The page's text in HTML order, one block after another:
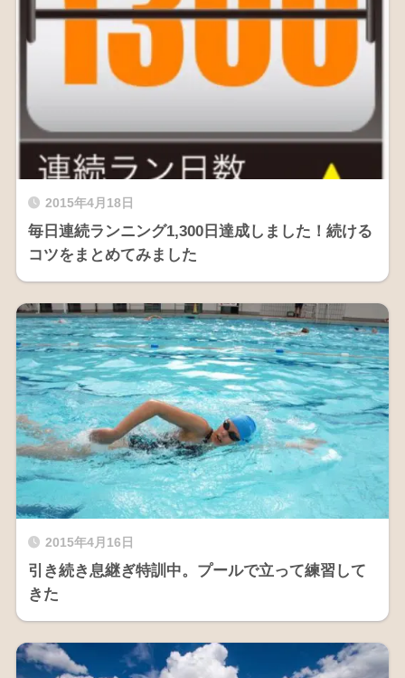
2015年4月18日
毎日連続ランニング1,300日達成しました！続ける
コツをまとめてみました
2015年4月16日
引き続き息継ぎ特訓中。プールで立って練習して
きた